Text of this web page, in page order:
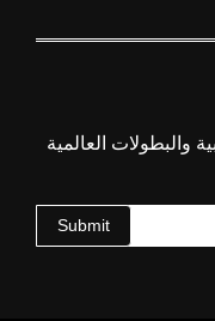
والبطولات العالمية
Submit